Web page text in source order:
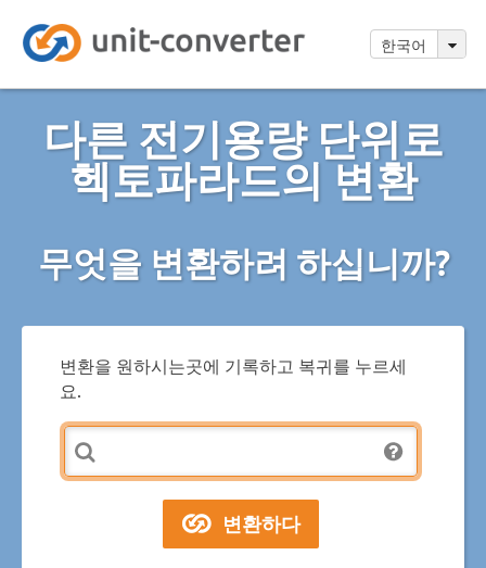
한국어
다른 전기용량 단위로
헥토파라드의 변환
무엇을 변환하려 하십니까?
변환을 원하시는곳에 기록하고 복귀를 누르세
요.